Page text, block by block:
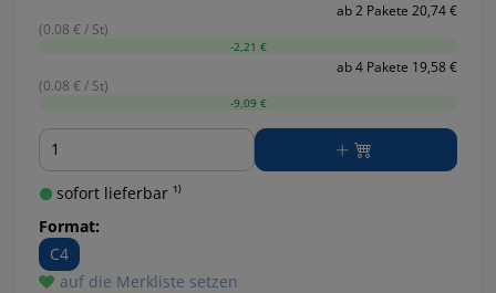
ab 2 Pakete 20,74 €
(0.08 € / St)
-2,21 €
ab 4 Pakete 19,58 €
(0.08 € / St)
-9,09 €
Menge
sofort lieferbar ¹⁾
Format:
C4
auf die Merkliste setzen